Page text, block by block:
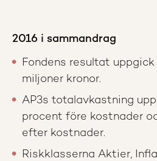
2016 i sammandrag
Fondens resultat uppgick
miljoner kronor.
AP3s totalavkastning
procent före kostnader
efter kostnader.
Riskklasserna Aktier,